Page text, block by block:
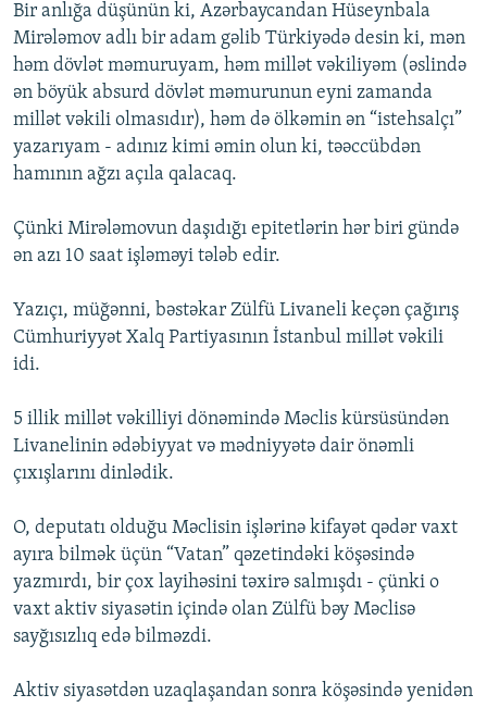
Bir anlığa düşünün ki, Azərbaycandan Hüseynbala
Mirələmov adlı bir adam gəlib Türkiyədə desin ki, mən
həm dövlət məmuruyam, həm millət vəkiliyəm (əslində
ən böyük absurd dövlət məmurunun eyni zamanda
millət vəkili olmasıdır), həm də ölkəmin ən “istehsalçı”
yazarıyam - adınız kimi əmin olun ki, təəccübdən
hamının ağzı açıla qalacaq.
Çünki Mirələmovun daşıdığı epitetlərin hər biri gündə
ən azı 10 saat işləməyi tələb edir.
Yazıçı, müğənni, bəstəkar Zülfü Livaneli keçən çağırış
Cümhuriyyət Xalq Partiyasının İstanbul millət vəkili
idi.
5 illik millət vəkilliyi dönəmində Məclis kürsüsündən
Livanelinin ədəbiyyat və mədniyyətə dair önəmli
çıxışlarını dinlədik.
O, deputatı olduğu Məclisin işlərinə kifayət qədər vaxt
ayıra bilmək üçün “Vatan” qəzetindəki köşəsində
yazmırdı, bir çox layihəsini təxirə salmışdı - çünki o
vaxt aktiv siyasətin içində olan Zülfü bəy Məclisə
sayğısızlıq edə bilməzdi.
Aktiv siyasətdən uzaqlaşandan sonra köşəsində yenidən